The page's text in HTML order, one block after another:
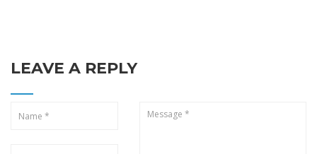
LEAVE A REPLY